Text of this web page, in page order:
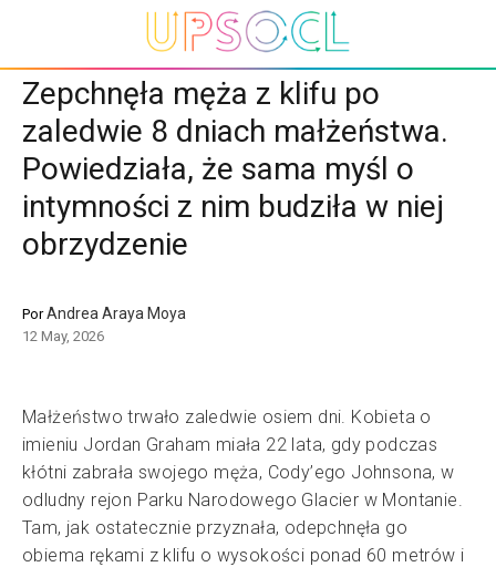
Zepchnęła męża z klifu po
zaledwie 8 dniach małżeństwa.
Powiedziała, że sama myśl o
intymności z nim budziła w niej
obrzydzenie
PorAndrea Araya Moya
12 May, 2026
Małżeństwo trwało zaledwie osiem dni. Kobieta o
imieniu Jordan Graham miała 22 lata, gdy podczas
kłótni zabrała swojego męża, Cody’ego Johnsona, w
odludny rejon Parku Narodowego Glacier w Montanie.
Tam, jak ostatecznie przyznała, odepchnęła go
obiema rękami z klifu o wysokości ponad 60 metrów i